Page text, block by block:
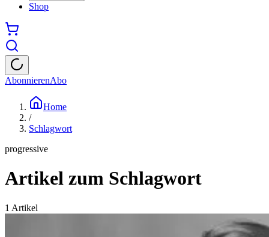
Shop
AbonnierenAbo
Home
/
Schlagwort
progressive
Artikel zum Schlagwort
1 Artikel